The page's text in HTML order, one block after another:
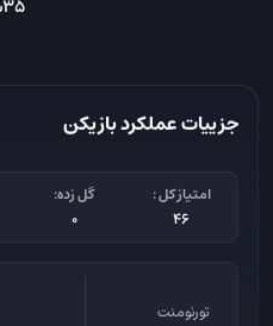
35سال
جزییات عملکرد بازیکن
امتیاز کل :
46
گل زده:
0
تورنومنت